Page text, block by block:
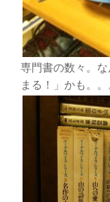
専門書の数々。
まる！」かも。。